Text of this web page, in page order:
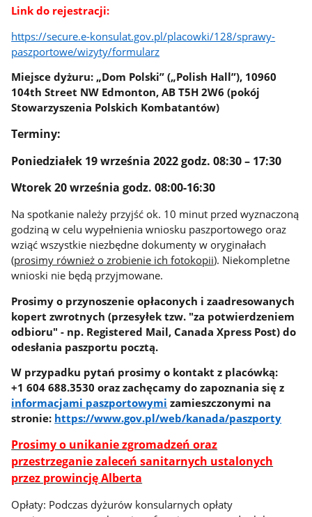
Link do rejestracji:
https://secure.e-konsulat.gov.pl/placowki/128/sprawy-
paszportowe/wizyty/formularz
Miejsce dyżuru: „Dom Polski” („Polish Hall”), 10960
104th Street NW Edmonton, AB T5H 2W6 (pokój
Stowarzyszenia Polskich Kombatantów)
Terminy:
Poniedziałek 19 września 2022 godz. 08:30 – 17:30
Wtorek 20 września godz. 08:00-16:30
Na spotkanie należy przyjść ok. 10 minut przed wyznaczoną
godziną w celu wypełnienia wniosku paszportowego oraz
wziąć wszystkie niezbędne dokumenty w oryginałach
(prosimy również o zrobienie ich fotokopii). Niekompletne
wnioski nie będą przyjmowane.
Prosimy o przynoszenie opłaconych i zaadresowanych
kopert zwrotnych (przesyłek tzw. "za potwierdzeniem
odbioru" - np. Registered Mail, Canada Xpress Post) do
odesłania paszportu pocztą.
W przypadku pytań prosimy o kontakt z placówką:
+1 604 688.3530 oraz zachęcamy do zapoznania się z
informacjami paszportowymi zamieszczonymi na
stronie: https://www.gov.pl/web/kanada/paszporty
Prosimy o unikanie zgromadzeń oraz
przestrzeganie zaleceń sanitarnych ustalonych
przez prowincję Alberta
Opłaty: Podczas dyżurów konsularnych opłaty